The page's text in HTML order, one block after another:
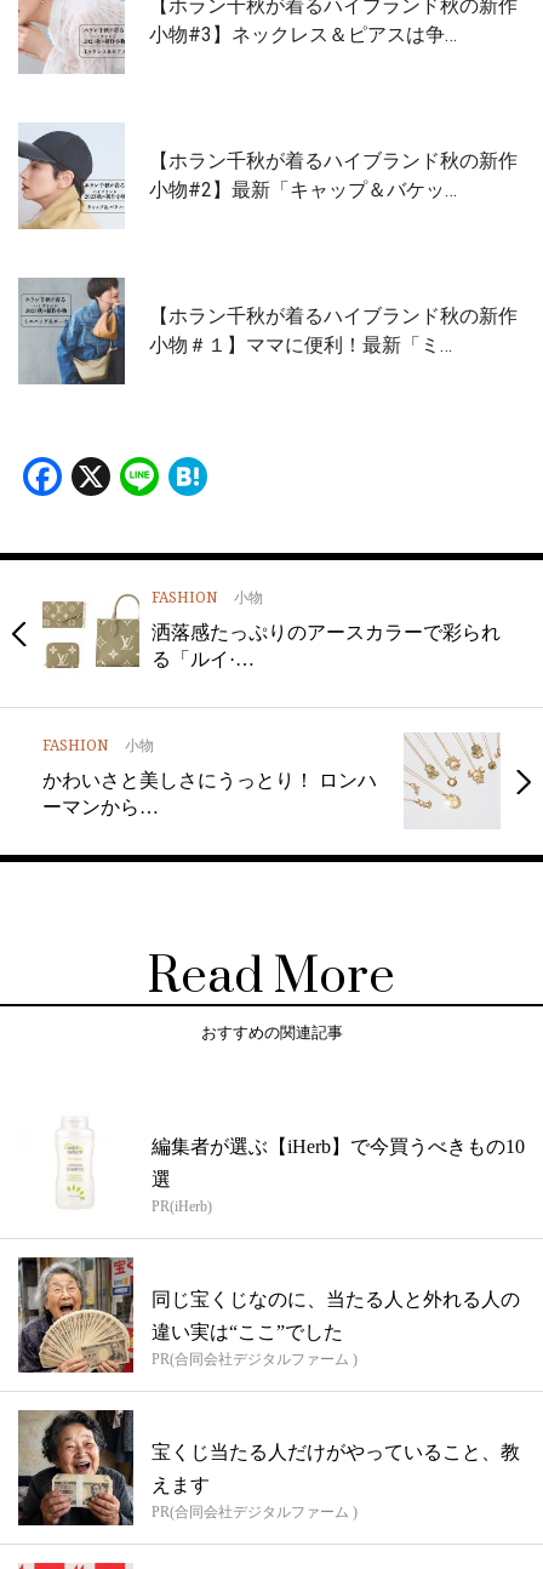
【ホラン千秋が着るハイブランド秋の新作
小物#3】ネックレス＆ピアスは争…
【ホラン千秋が着るハイブランド秋の新作
小物#2】最新「キャップ＆バケッ…
【ホラン千秋が着るハイブランド秋の新作
小物＃１】ママに便利！最新「ミ…
Facebook
X Line
FASHION 小物
洒落感たっぷりのアースカラーで彩られ
る「ルイ·…
FASHION 小物
かわいさと美しさにうっとり！ ロンハ
ーマンから…
Read More
おすすめの関連記事
編集者が選ぶ【iHerb】で今買うべきもの10
選
PR(iHerb)
同じ宝くじなのに、当たる人と外れる人の
違い実は“ここ”でした
PR(合同会社デジタルファーム )
宝くじ当たる人だけがやっていること、教
えます
PR(合同会社デジタルファーム )